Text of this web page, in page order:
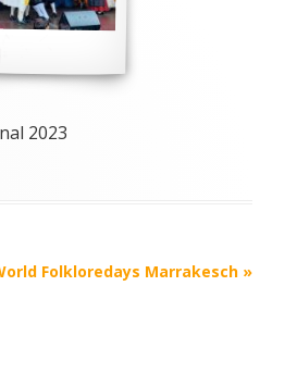
2023
Folkloredays Marrakesch »